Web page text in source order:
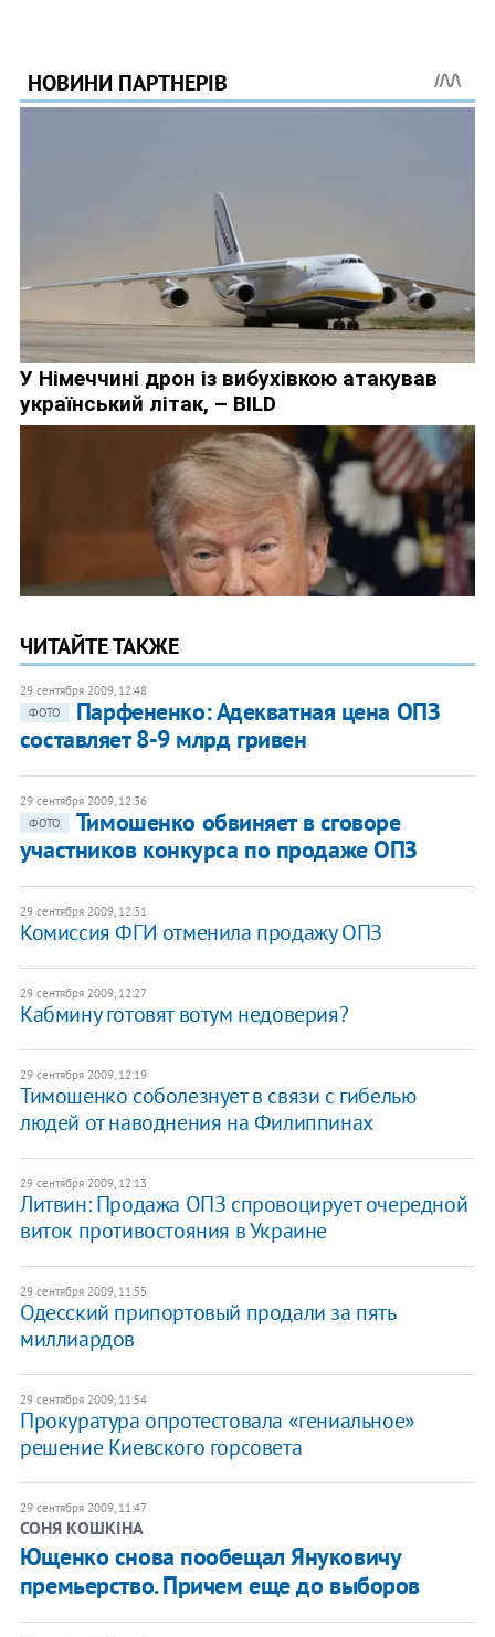
ЧИТАЙТЕ ТАКЖЕ
29 сентября 2009, 12:48
ФОТО
Парфененко: Адекватная цена ОПЗ
составляет 8-9 млрд гривен
29 сентября 2009, 12:36
ФОТО
Тимошенко обвиняет в сговоре
участников конкурса по продаже ОПЗ
29 сентября 2009, 12:31
Комиссия ФГИ отменила продажу ОПЗ
29 сентября 2009, 12:27
Кабмину готовят вотум недоверия?
29 сентября 2009, 12:19
Тимошенко соболезнует в связи с гибелью
людей от наводнения на Филиппинах
29 сентября 2009, 12:13
Литвин: Продажа ОПЗ спровоцирует очередной
виток противостояния в Украине
29 сентября 2009, 11:55
Одесский припортовый продали за пять
миллиардов
29 сентября 2009, 11:54
Прокуратура опротестовала «гениальное»
решение Киевского горсовета
29 сентября 2009, 11:47
СОНЯ КОШКІНА
Ющенко снова пообещал Януковичу
премьерство. Причем еще до выборов